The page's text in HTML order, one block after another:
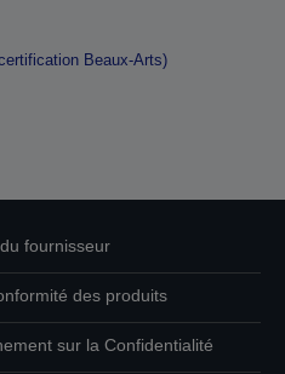
Beaux-Arts)
fournisseur
des produits
sur la Confidentialité